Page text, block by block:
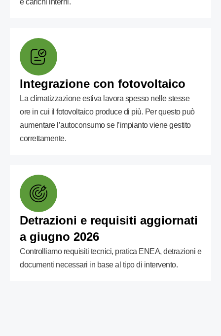
e carichi interni.
Integrazione con fotovoltaico
La climatizzazione estiva lavora spesso nelle stesse
ore in cui il fotovoltaico produce di più. Per questo può
aumentare l’autoconsumo se l’impianto viene gestito
correttamente.
Detrazioni e requisiti aggiornati
a giugno 2026
Controlliamo requisiti tecnici, pratica ENEA, detrazioni e
documenti necessari in base al tipo di intervento.